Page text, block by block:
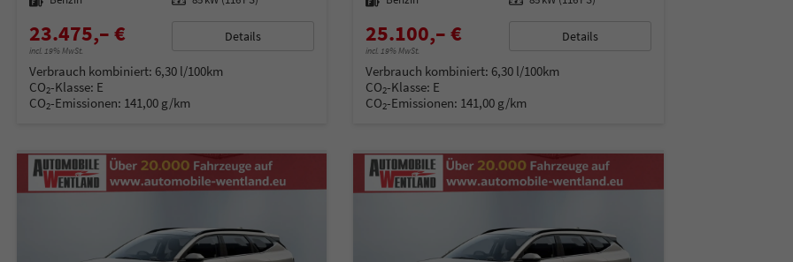
23.475,– €
incl. 19% MwSt.
Details
Verbrauch kombiniert: 6,30 l/100km
CO2-Klasse: E
CO2-Emissionen: 141,00 g/km
25.100,– €
incl. 19% MwSt.
Details
Verbrauch kombiniert: 6,30 l/100km
CO2-Klasse: E
CO2-Emissionen: 141,00 g/km